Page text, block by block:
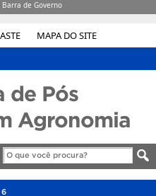
MAPA DO SITE
de Governo
de Pós
Agronomia